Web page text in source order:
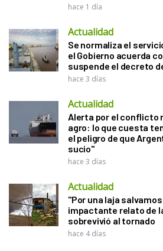
hace 1 día
Actualidad
Se normaliza el
el Gobierno acuerda
suspende el decreto
hace 3 días
Actualidad
Alerta por el conflicto
agro: lo que cuesta
el peligro de que
sucio"
hace 3 días
Actualidad
"Por una laja
impactante relato de
sobrevivió al tornado
hace 4 días